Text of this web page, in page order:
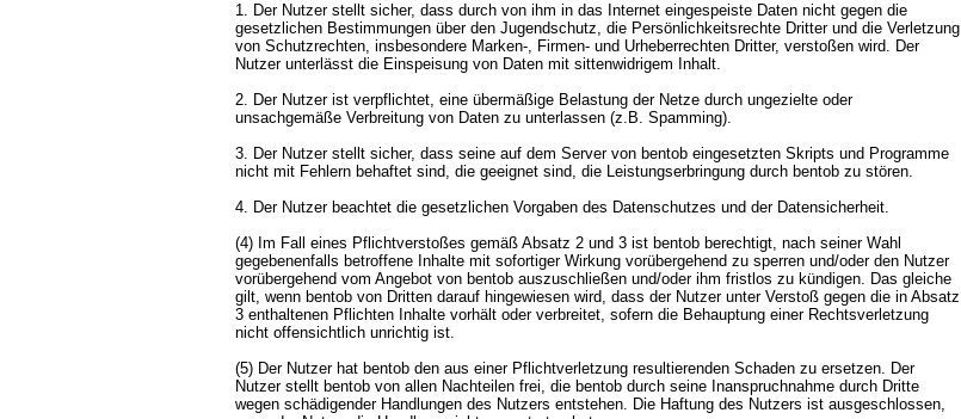
1. Der Nutzer stellt sicher, dass durch von ihm in das Internet eingespeiste Daten nicht gegen die
gesetzlichen Bestimmungen über den Jugendschutz, die Persönlichkeitsrechte Dritter und die Verletzung
von Schutzrechten, insbesondere Marken-, Firmen- und Urheberrechten Dritter, verstoßen wird. Der
Nutzer unterlässt die Einspeisung von Daten mit sittenwidrigem Inhalt.
2. Der Nutzer ist verpflichtet, eine übermäßige Belastung der Netze durch ungezielte oder
unsachgemäße Verbreitung von Daten zu unterlassen (z.B. Spamming).
3. Der Nutzer stellt sicher, dass seine auf dem Server von bentob eingesetzten Skripts und Programme
nicht mit Fehlern behaftet sind, die geeignet sind, die Leistungserbringung durch bentob zu stören.
4. Der Nutzer beachtet die gesetzlichen Vorgaben des Datenschutzes und der Datensicherheit.
(4) Im Fall eines Pflichtverstoßes gemäß Absatz 2 und 3 ist bentob berechtigt, nach seiner Wahl
gegebenenfalls betroffene Inhalte mit sofortiger Wirkung vorübergehend zu sperren und/oder den Nutzer
vorübergehend vom Angebot von bentob auszuschließen und/oder ihm fristlos zu kündigen. Das gleiche
gilt, wenn bentob von Dritten darauf hingewiesen wird, dass der Nutzer unter Verstoß gegen die in Absatz
3 enthaltenen Pflichten Inhalte vorhält oder verbreitet, sofern die Behauptung einer Rechtsverletzung
nicht offensichtlich unrichtig ist.
(5) Der Nutzer hat bentob den aus einer Pflichtverletzung resultierenden Schaden zu ersetzen. Der
Nutzer stellt bentob von allen Nachteilen frei, die bentob durch seine Inanspruchnahme durch Dritte
wegen schädigender Handlungen des Nutzers entstehen. Die Haftung des Nutzers ist ausgeschlossen,